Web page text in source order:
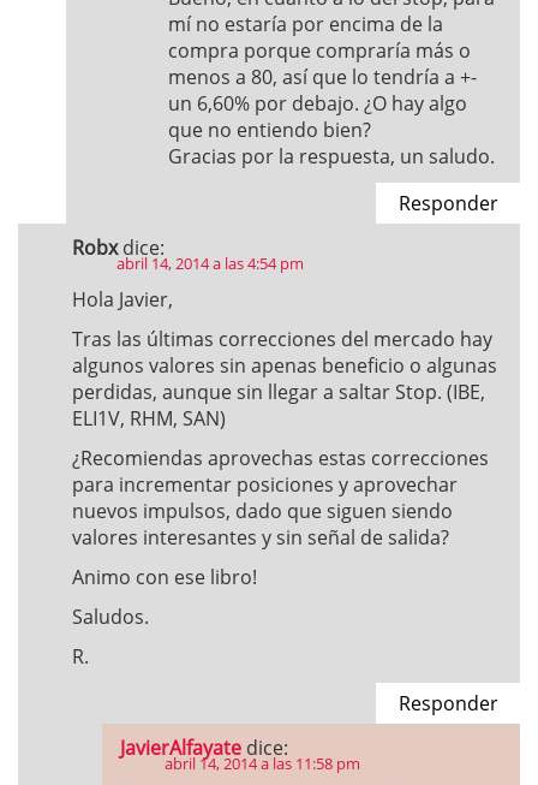
mí no estaría por encima de la
compra porque compraría más o
menos a 80, así que lo tendría a +-
un 6,60% por debajo. ¿O hay algo
que no entiendo bien?
Gracias por la respuesta, un saludo.
Responder
Robx dice:
abril 14, 2014 a las 4:54 pm
Hola Javier,
Tras las últimas correcciones del mercado hay
algunos valores sin apenas beneficio o algunas
perdidas, aunque sin llegar a saltar Stop. (IBE,
ELI1V, RHM, SAN)
¿Recomiendas aprovechas estas correcciones
para incrementar posiciones y aprovechar
nuevos impulsos, dado que siguen siendo
valores interesantes y sin señal de salida?
Animo con ese libro!
Saludos.
R.
Responder
JavierAlfayate dice:
abril 14, 2014 a las 11:58 pm